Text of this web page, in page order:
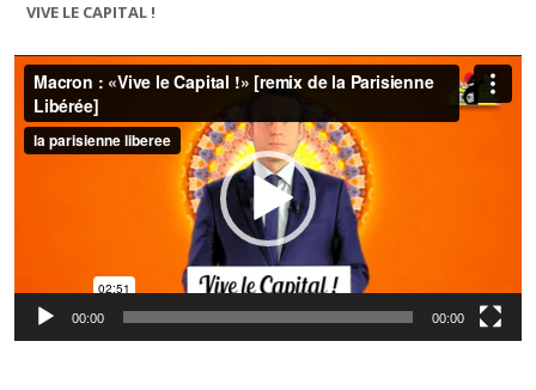
VIVE LE CAPITAL !
Lecteur
vidéo
00:00 00:00